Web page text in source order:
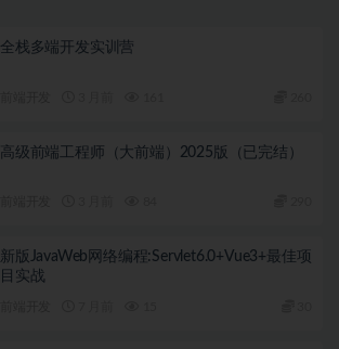
全栈多端开发实训营
高级前端工程师（大前端）2025版（已完结）
新版JavaWeb网络编程:Servlet6.0+Vue3+最佳项
目实战